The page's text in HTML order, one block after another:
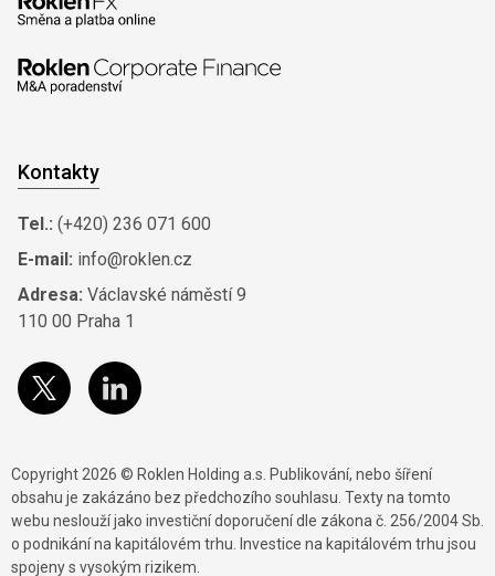
Kontakty
Tel.: (+420) 236 071 600
E-mail: info@roklen.cz
Adresa: Václavské náměstí 9
110 00 Praha 1
Copyright 2026 © Roklen Holding a.s. Publikování, nebo šíření
obsahu je zakázáno bez předchozího souhlasu. Texty na tomto
webu neslouží jako investiční doporučení dle zákona č. 256/2004 Sb.
o podnikání na kapitálovém trhu. Investice na kapitálovém trhu jsou
spojeny s vysokým rizikem.